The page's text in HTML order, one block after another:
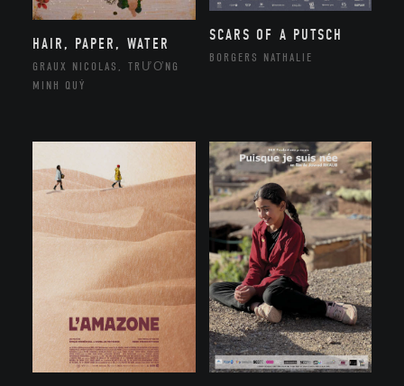
HAIR, PAPER, WATER
GRAUX NICOLAS, TRƯƠNG
MINH QUÝ
SCARS OF A PUTSCH
BORGERS NATHALIE